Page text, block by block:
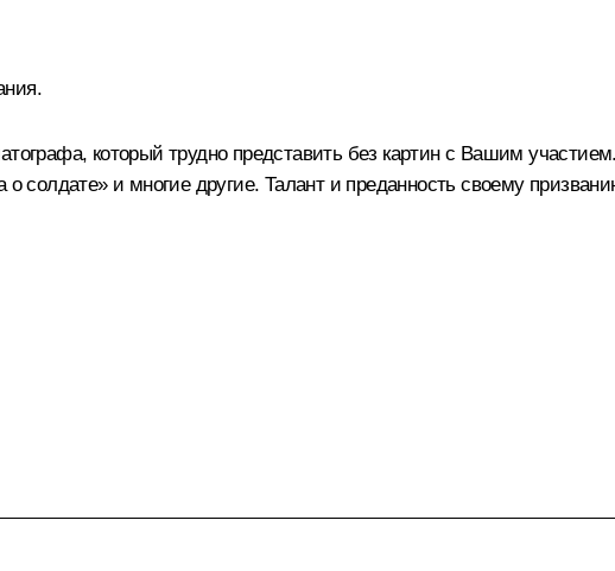
который трудно представить без картин с Вашим
солдате» и многие другие. Талант и преданность своему